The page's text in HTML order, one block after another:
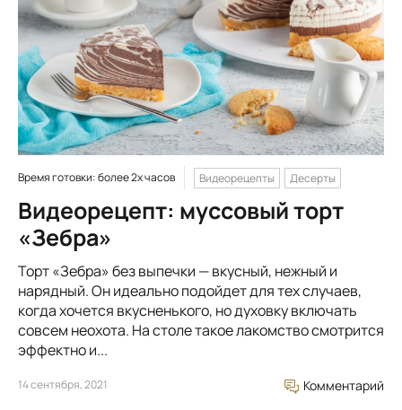
Время готовки: более 2х часов Видеорецепты Десерты
Видеорецепт: муссовый торт
«Зебра»
Торт «Зебра» без выпечки — вкусный, нежный и
нарядный. Он идеально подойдет для тех случаев,
когда хочется вкусненького, но духовку включать
совсем неохота. На столе такое лакомство смотрится
эффектно и...
14 сентября, 2021 Комментарий